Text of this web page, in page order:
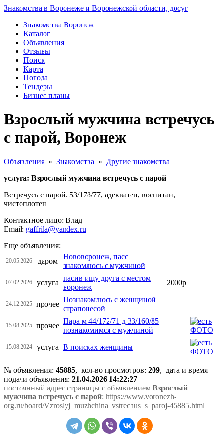
Знакомства в Воронеже и Воронежской области, досуг
Знакомства Воронеж
Каталог
Объявления
Отзывы
Поиск
Карта
Погода
Тендеры
Бизнес планы
Взрослый мужчина встречусь
с парой, Воронеж
Объявления » Знакомства » Другие знакомства
услуга: Взрослый мужчина встречусь с парой
Встречусь с парой. 53/178/77, адекватен, воспитан,
чистоплотен
Контактное лицо: Влад
Email: gaffrila@yandex.ru
Еще объявления:
20.05.2026 даром
Нововоронеж, пасс
знакомлюсь с мужчиной
07.02.2026 услуга
пасив ищу друга с местом
воронеж
2000р
24.12.2025 прочее
Познакомлюсь с женщиной
страпонесой
15.08.2025 прочее
Пара м 44/172/71 д 33/160/85
познакомимся с мужчиной
15.08.2024 услуга В поисках женщины
№ объявления: 45885, кол-во просмотров: 209, дата и время
подачи объявления: 21.04.2026 14:22:27
постоянный адрес страницы с объявлением Взрослый
мужчина встречусь с парой: https://www.voronezh-
org.ru/board/Vzroslyj_muzhchina_vstrechus_s_paroj-45885.html